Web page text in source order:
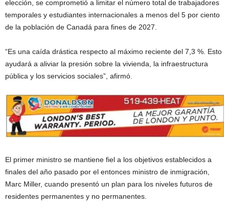
elección, se comprometió a limitar el número total de trabajadores
temporales y estudiantes internacionales a menos del 5 por ciento
de la población de Canadá para fines de 2027.
“Es una caída drástica respecto al máximo reciente del 7,3 %. Esto
ayudará a aliviar la presión sobre la vivienda, la infraestructura
pública y los servicios sociales”, afirmó.
El primer ministro se mantiene fiel a los objetivos establecidos a
finales del año pasado por el entonces ministro de inmigración,
Marc Miller, cuando presentó un plan para los niveles futuros de
residentes permanentes y no permanentes.